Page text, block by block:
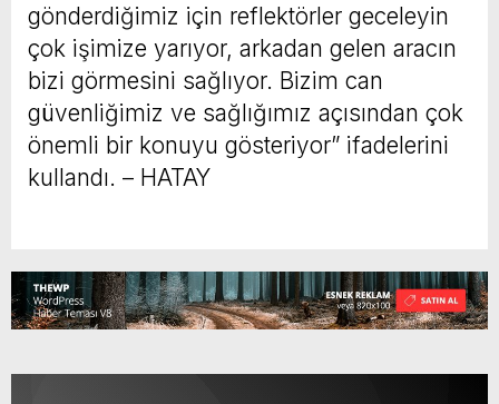
gönderdiğimiz için reflektörler geceleyin
çok işimize yarıyor, arkadan gelen aracın
bizi görmesini sağlıyor. Bizim can
güvenliğimiz ve sağlığımız açısından çok
önemli bir konuyu gösteriyor” ifadelerini
kullandı. – HATAY